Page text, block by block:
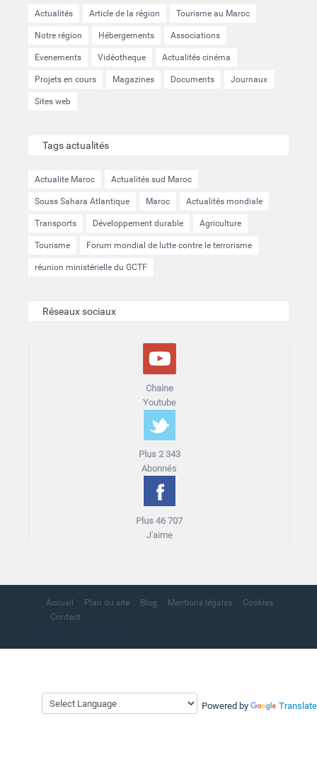
Powered by Translate
Actualités Article de la région Tourisme au Maroc
Notre région Hébergements Associations
Evenements Vidéotheque Actualités cinéma
Projets en cours Magazines Documents Journaux
Sites web
Tags actualités
Actualite Maroc Actualités sud Maroc
Souss Sahara Atlantique Maroc Actualités mondiale
Transports Développement durable Agriculture
Tourisme Forum mondial de lutte contre le terrorisme
réunion ministérielle du GCTF
Réseaux sociaux
Chaine
Youtube
Plus 2 343
Abonnés
Plus 46 707
J'aime
Accueil Plan du site Blog Mentions légales
Cookies
Contact